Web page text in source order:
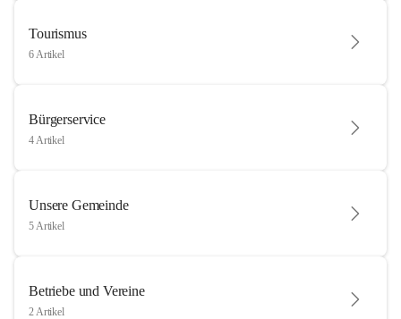
Tourismus
6 Artikel
Bürgerservice
4 Artikel
Unsere Gemeinde
5 Artikel
Betriebe und Vereine
2 Artikel